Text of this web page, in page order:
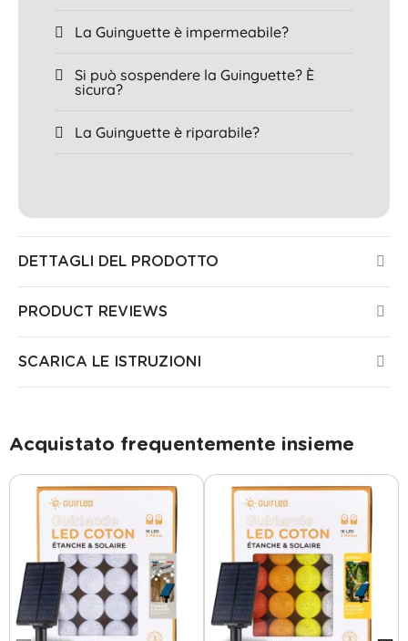
La Guinguette è impermeabile?
Si può sospendere la Guinguette? È
sicura?
La Guinguette è riparabile?
DETTAGLI DEL PRODOTTO
PRODUCT REVIEWS
SCARICA LE ISTRUZIONI
Acquistato frequentemente insieme